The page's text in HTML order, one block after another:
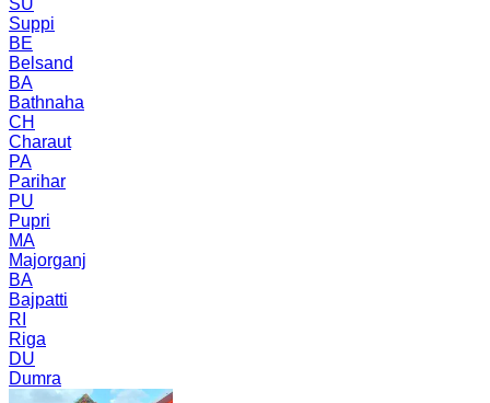
Suppi
BE
Belsand
BA
Bathnaha
CH
Charaut
PA
Parihar
PU
Pupri
MA
Majorganj
BA
Bajpatti
RI
Riga
DU
Dumra